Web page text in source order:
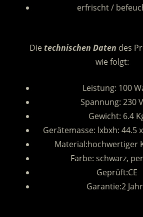
erfrischt /
Dietechnischen Daten des
wie folgt:
Leistung: 100
Spannung: 230
Gewicht: 6.4
Gerätemasse: lxbxh: 44.5
Material:hochwertiger
Farbe: schwarz,
Geprüft:CE
Garantie:2